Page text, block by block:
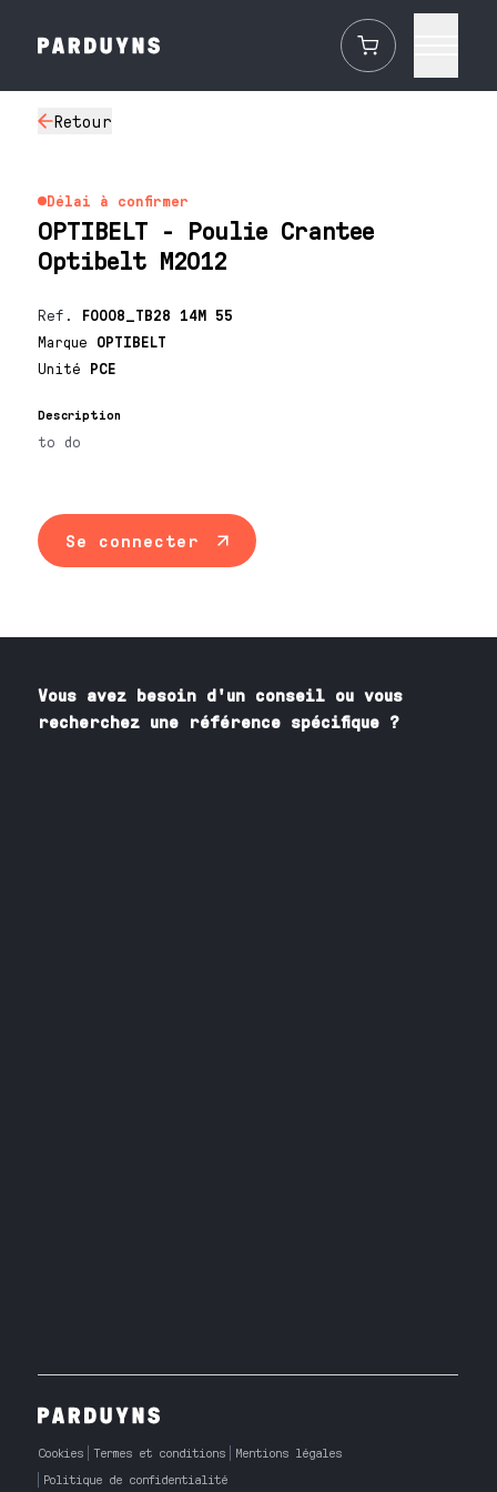
Retour
Délai à confirmer
OPTIBELT - Poulie Crantee
Optibelt M2012
Ref. F0008_TB28 14M 55
Marque OPTIBELT
Unité PCE
Description
to do
Se connecter
Vous avez besoin d'un conseil ou vous
recherchez une référence spécifique ?
Cookies Termes et conditions
Mentions légales
Politique de confidentialité